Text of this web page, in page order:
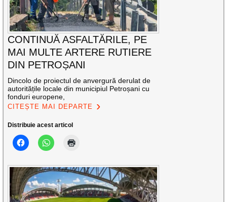
CONTINUĂ ASFALTĂRILE, PE
MAI MULTE ARTERE RUTIERE
DIN PETROȘANI
Dincolo de proiectul de anvergură derulat de
autoritățile locale din municipiul Petroșani cu
fonduri europene,
CITEȘTE MAI DEPARTE
Distribuie acest articol